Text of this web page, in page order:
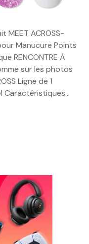
MEET ACROSS-
Manucure Points
RENCONTRE À
sur les photos
Ligne de 1
Caractéristiques…